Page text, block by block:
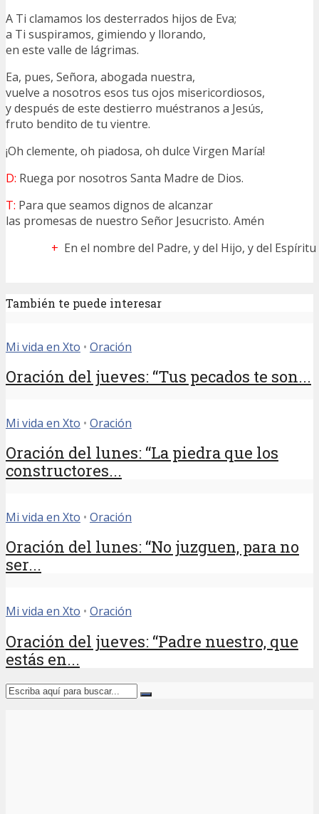
A Ti clamamos los desterrados hijos de Eva;
a Ti suspiramos, gimiendo y llorando,
en este valle de lágrimas.
Ea, pues, Señora, abogada nuestra,
vuelve a nosotros esos tus ojos misericordiosos,
y después de este destierro muéstranos a Jesús,
fruto bendito de tu vientre.
¡Oh clemente, oh piadosa, oh dulce Virgen María!
D: Ruega por nosotros Santa Madre de Dios.
T: Para que seamos dignos de alcanzar
las promesas de nuestro Señor Jesucristo. Amén
+ En el nombre del Padre, y del Hijo, y del Espíritu
También te puede interesar
Mi vida en Xto • Oración
Oración del jueves: “Tus pecados te son...
Mi vida en Xto • Oración
Oración del lunes: “La piedra que los
constructores...
Mi vida en Xto • Oración
Oración del lunes: “No juzguen, para no
ser...
Mi vida en Xto • Oración
Oración del jueves: “Padre nuestro, que
estás en...